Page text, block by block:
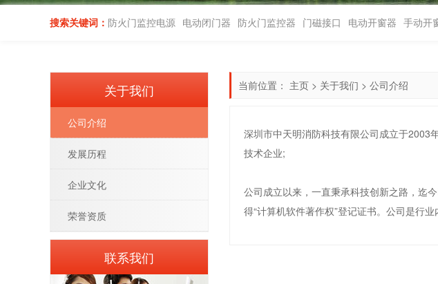
搜索关键词： 防火门监控电源 电动闭门器 防火门监控器 门磁接口 电动开窗器 手动开
当前位置： 主页 > 关于我们 > 公司介绍
深圳市中天明消防科技有限公司成立于2003
技术企业;
公司成立以来，一直秉承科技创新之路，迄
得“计算机软件著作权”登记证书。公司是行
关于我们
公司介绍
发展历程
企业文化
荣誉资质
联系我们